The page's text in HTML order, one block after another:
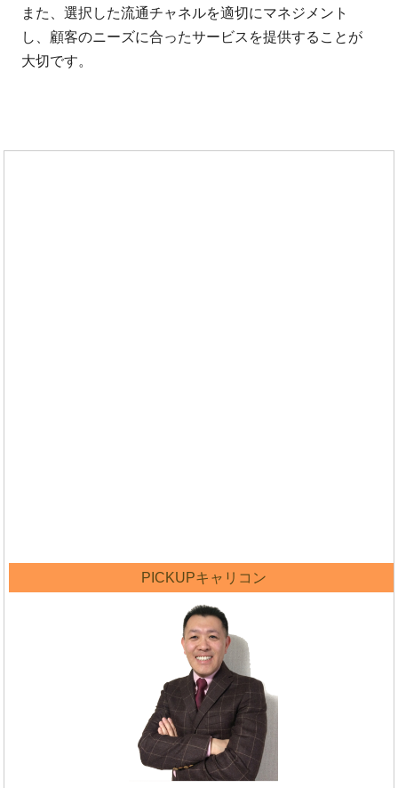
また、選択した流通チャネルを適切にマネジメント
し、顧客のニーズに合ったサービスを提供することが
大切です。
PICKUPキャリコン